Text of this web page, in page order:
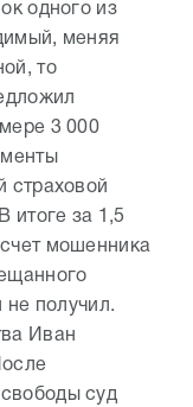
одного из
меняя
то
3 000
страховой
итоге за 1,5
мошенника
не получил.
Иван
суд